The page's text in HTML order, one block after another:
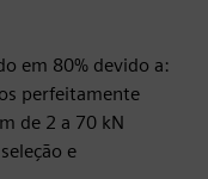
em 80% devido a:
perfeitamente
de 2 a 70 kN
e